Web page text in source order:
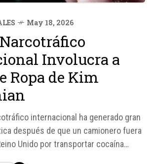
May 18, 2026
Involucra a
Ropa de Kim
internacional ha generado gran
después de que un camionero fuera
Unido por transportar cocaína